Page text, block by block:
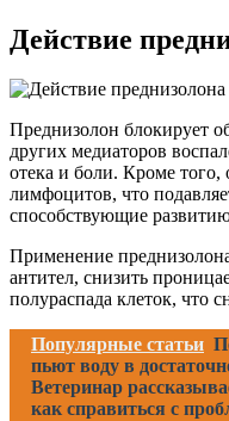
Действие
Преднизолон блокирует
других медиаторов
отека и боли. Кроме того,
лимфоцитов, что
способствующие
Применение
антител, снизить
полураспада клеток, что
Популярные статьи
пьют воду в
Ветеринар
как справиться с